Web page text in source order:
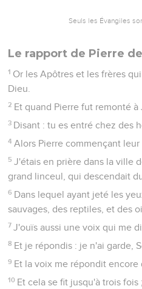
Seuls les Évangiles
Le rapport de Pierre
1 Or les Apôtres et les frères
Dieu.
2 Et quand Pierre fut remonté
3 Disant : tu es entré chez des
4 Alors Pierre commençant
5 J'étais en prière dans la ville
grand linceul, qui descendait
6 Dans lequel ayant jeté les
sauvages, des reptiles, et des
7 J'ouïs aussi une voix qui me
8 Et je répondis : je n'ai garde,
9 Et la voix me répondit
10 Et cela se fit jusqu'à trois